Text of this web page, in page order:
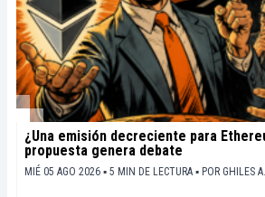
¿Una emisión decreciente para
propuesta genera debate
MIÉ 05 AGO 2026 ▪ 5 MIN DE LECTURA ▪ POR GHILES A.